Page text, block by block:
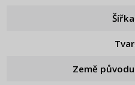
Šířka
Tvar
Země původu